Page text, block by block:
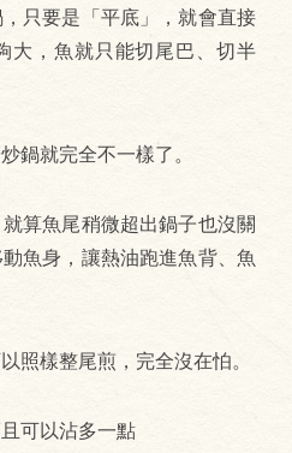
只要是「平底」，就會直接
大，魚就只能切尾巴、切半
鍋就完全不一樣了。
算魚尾稍微超出鍋子也沒關
魚身，讓熱油跑進魚背、魚
照樣整尾煎，完全沒在怕。
可以沾多一點